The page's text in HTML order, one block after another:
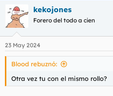
a
c
c
i
e
s
kekojones
Forero del todo a cien
23 May 2024
Blood rebuznó:
Otra vez tu con el mismo rollo?